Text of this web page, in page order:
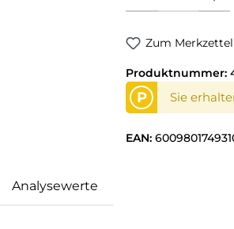
Zum
Produktnummer:
P Sie
EAN:
Analysewerte